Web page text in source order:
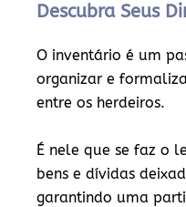
Descubra Seus
O inventário é um
organizar e
entre os herdeiros.
É nele que se faz o
bens e dívidas
garantindo uma